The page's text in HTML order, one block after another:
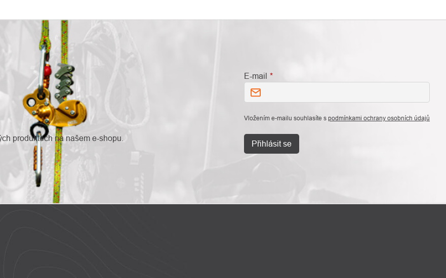
produktech na našem e-shopu.
E-mail
Vložením e-mailu souhlasíte s podmínkami ochrany osobních údajů
Přihlásit se